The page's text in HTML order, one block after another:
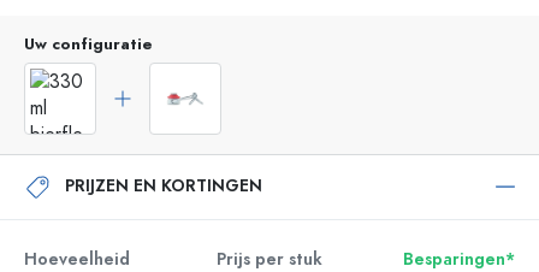
Uw configuratie
PRIJZEN EN KORTINGEN
Hoeveelheid Prijs per stuk
Besparingen*